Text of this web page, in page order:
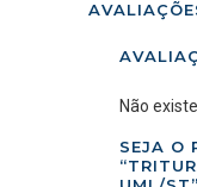
Não
SEJA O